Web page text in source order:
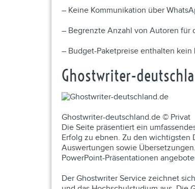
– Keine Kommunikation über
– Begrenzte Anzahl von Autoren für
– Budget-Paketpreise enthalten kein
Ghostwriter-
Ghostwriter-deutschland.de © Privat
Die Seite präsentiert ein
Erfolg zu ebnen. Zu den
Auswertungen sowie
PowerPoint-Präsentationen
Der Ghostwriter Service zeichnet